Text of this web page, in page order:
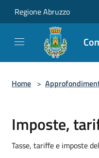
Regione Abruzzo
Home >
Imposte,
Tasse, tariffe e imposte